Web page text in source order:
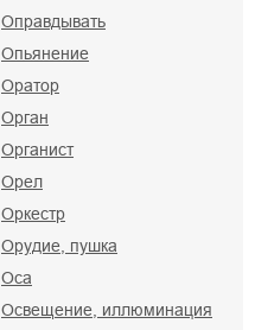
Оправдывать
Опьянение
Оратор
Орган
Органист
Орел
Оркестр
Орудие, пушка
Оса
Освещение, иллюминация